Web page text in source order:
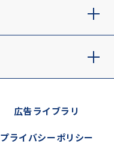
広告ライブラリ
プライバシーポリシー